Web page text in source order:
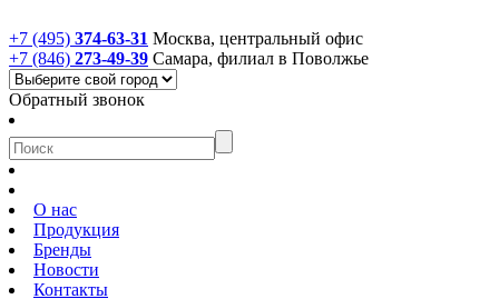
+7 (495) 374-63-31 Москва, центральный офис
+7 (846) 273-49-39 Самара, филиал в Поволжье
Обратный звонок
О нас
Продукция
Бренды
Новости
Контакты